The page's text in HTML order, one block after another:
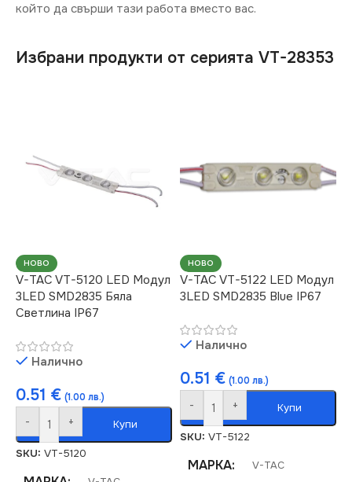
който да свърши тази работа вместо вас.
Избрани продукти от серията VT-28353
НОВО
V-TAC VT-5120 LED Модул
3LED SMD2835 Бяла
Светлина IP67
Налично
0.51 € (1.00 лв.)
- + Купи
SKU: VT-5120
НОВО
V-TAC VT-5122 LED Модул
3LED SMD2835 Blue IP67
Налично
0.51 € (1.00 лв.)
- + Купи
SKU: VT-5122
МАРКА V-TAC